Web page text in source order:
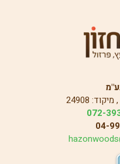
072-
04-